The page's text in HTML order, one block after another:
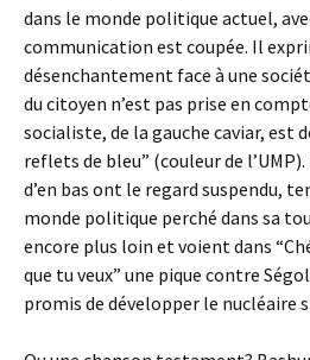
dans le monde politique actuel,
communication est coupée. Il
désenchantement face à une
du citoyen n’est pas prise en
socialiste, de la gauche caviar, est
reflets de bleu” (couleur de
d’en bas ont le regard suspendu,
monde politique perché dans sa
encore plus loin et voient dans
que tu veux” une pique contre
promis de développer le nucléaire